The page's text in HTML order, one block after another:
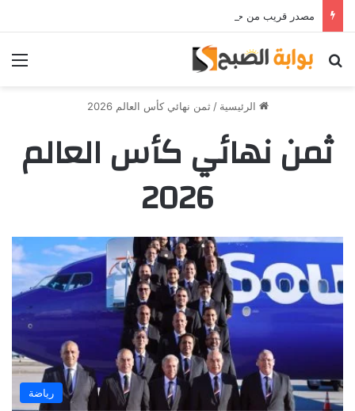
بحث عن
الرئيسية / ثمن نهائي كأس العالم 2026
ثمن نهائي كأس العالم
2026
رياضة